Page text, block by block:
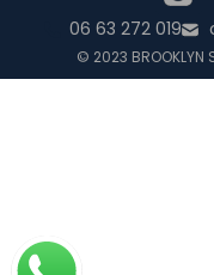
© 2023 BROOKLYN
06 63 272 019